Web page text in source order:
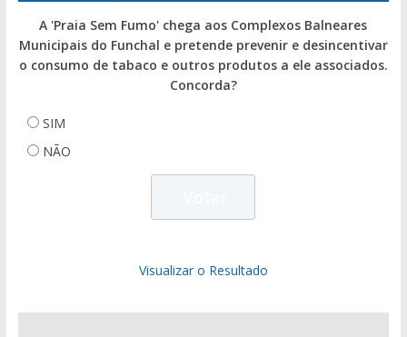
A 'Praia Sem Fumo' chega aos Complexos Balneares
Municipais do Funchal e pretende prevenir e desincentivar
o consumo de tabaco e outros produtos a ele associados.
Concorda?
SIM
NÃO
Visualizar o Resultado